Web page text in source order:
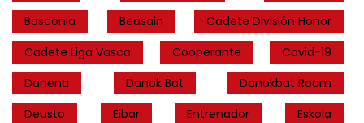
Basconia
Beasain
Cadete División Honor
Cadete Liga Vasca
Cooperante
Covid-19
Danena
Danok Bat
Danokbat Room
Deusto
Eibar Entrenador
Eskola